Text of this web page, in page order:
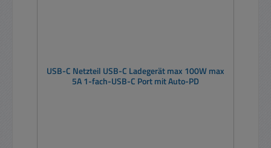
USB-C Netzteil USB-C Ladegerät max 100W max
5A 1-fach-USB-C Port mit Auto-PD